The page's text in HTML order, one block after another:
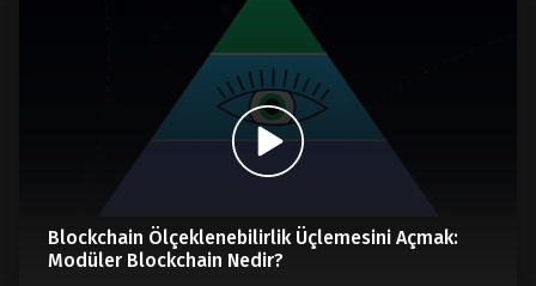
Blockchain Ölçeklenebilirlik Üçlemesini Açmak:
Modüler Blockchain Nedir?